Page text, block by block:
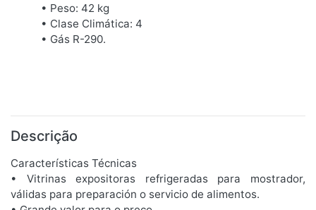
• Peso: 42 kg
• Clase Climática: 4
• Gás R-290.
Descrição
Características Técnicas
• Vitrinas expositoras refrigeradas para mostrador,
válidas para preparación o servicio de alimentos.